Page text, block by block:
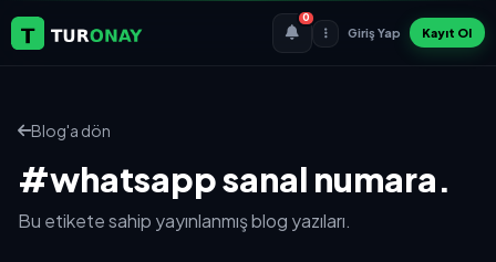
0
Giriş Yap Kayıt Ol
Blog'a dön
#whatsapp sanal numara.
Bu etikete sahip yayınlanmış blog yazıları.